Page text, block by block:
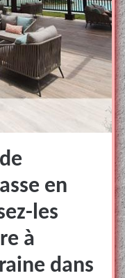
en
les
à
dans